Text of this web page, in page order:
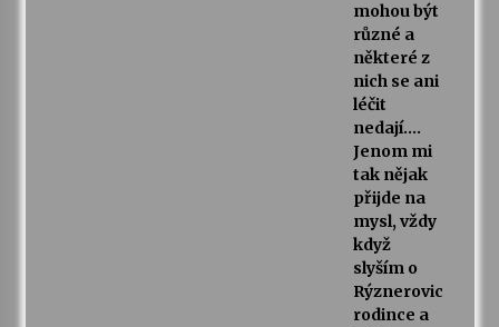
mohou být
různé a
některé z
nich se ani
léčit
nedají….
Jenom mi
tak nějak
přijde na
mysl, vždy
když
slyším o
Rýznerovic
rodince a